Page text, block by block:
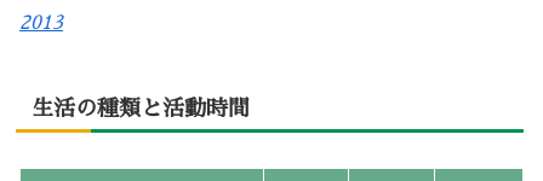
2013
生活の種類と活動時間